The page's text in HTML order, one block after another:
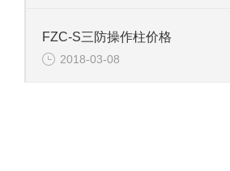
FZC-S三防操作柱价格
2018-03-08